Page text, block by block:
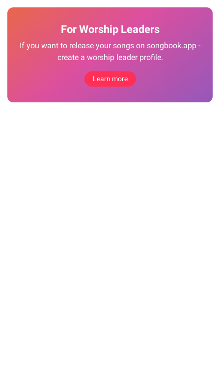
For Worship Leaders
If you want to release your songs on songbook.app -
create a worship leader profile.
Learn more